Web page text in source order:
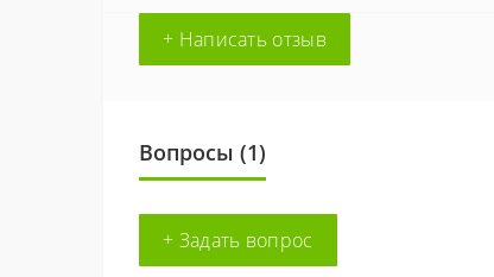
+ Написать отзыв
Вопросы (1)
+ Задать вопрос